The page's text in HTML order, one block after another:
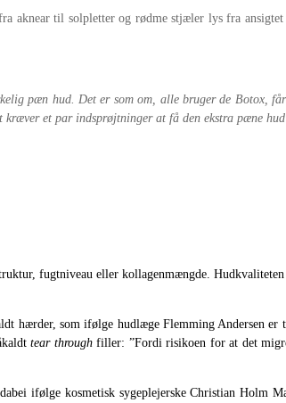
aknear til solpletter og rødme stjæler lys fra
pæn hud. Det er som om, alle bruger de Botox,
et par indsprøjtninger at få den ekstra pæne
fugtniveau eller kollagenmængde.
hærder, som ifølge hudlæge Flemming Andersen er
tear throughfiller: ”Fordi risikoen for at det
ifølge kosmetisk sygeplejerske Christian Holm